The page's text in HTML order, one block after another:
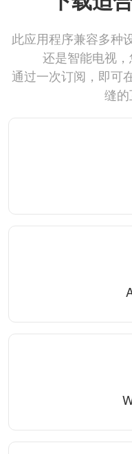
此应用程序兼容多种
还是智能电视，
通过一次订阅，即可
缝的